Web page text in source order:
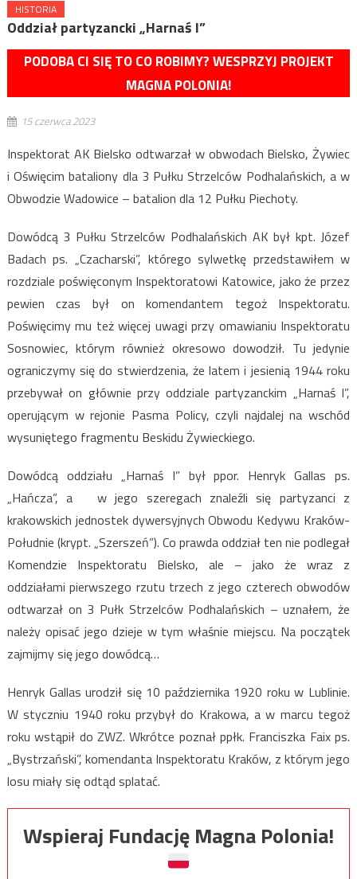
HISTORIA
Oddział partyzancki „Harnaś I”
PODOBA CI SIĘ TO CO ROBIMY? WESPRZYJ PROJEKT
MAGNA POLONIA!
15 czerwca 2023
Inspektorat AK Bielsko odtwarzał w obwodach Bielsko, Żywiec
i Oświęcim bataliony dla 3 Pułku Strzelców Podhalańskich, a w
Obwodzie Wadowice – batalion dla 12 Pułku Piechoty.
Dowódcą 3 Pułku Strzelców Podhalańskich AK był kpt. Józef
Badach ps. „Czacharski”, którego sylwetkę przedstawiłem w
rozdziale poświęconym Inspektoratowi Katowice, jako że przez
pewien czas był on komendantem tegoż Inspektoratu.
Poświęcimy mu też więcej uwagi przy omawianiu Inspektoratu
Sosnowiec, którym również okresowo dowodził. Tu jedynie
ograniczymy się do stwierdzenia, że latem i jesienią 1944 roku
przebywał on głównie przy oddziale partyzanckim „Harnaś I”,
operującym w rejonie Pasma Policy, czyli najdalej na wschód
wysuniętego fragmentu Beskidu Żywieckiego.
Dowódcą oddziału „Harnaś I” był ppor. Henryk Gallas ps.
„Hańcza”, a w jego szeregach znaleźli się partyzanci z
krakowskich jednostek dywersyjnych Obwodu Kedywu Kraków-
Południe (krypt. „Szerszeń”). Co prawda oddział ten nie podlegał
Komendzie Inspektoratu Bielsko, ale – jako że wraz z
oddziałami pierwszego rzutu trzech z jego czterech obwodów
odtwarzał on 3 Pułk Strzelców Podhalańskich – uznałem, że
należy opisać jego dzieje w tym właśnie miejscu. Na początek
zajmijmy się jego dowódcą…
Henryk Gallas urodził się 10 października 1920 roku w Lublinie.
W styczniu 1940 roku przybył do Krakowa, a w marcu tegoż
roku wstąpił do ZWZ. Wkrótce poznał ppłk. Franciszka Faix ps.
„Bystrzański”, komendanta Inspektoratu Kraków, z którym jego
losu miały się odtąd splatać.
Wspieraj Fundację Magna Polonia!